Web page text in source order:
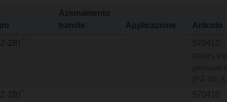
Azionamento
tramite
Applicazione Articolo
2B) * 570410
2B) * 570410